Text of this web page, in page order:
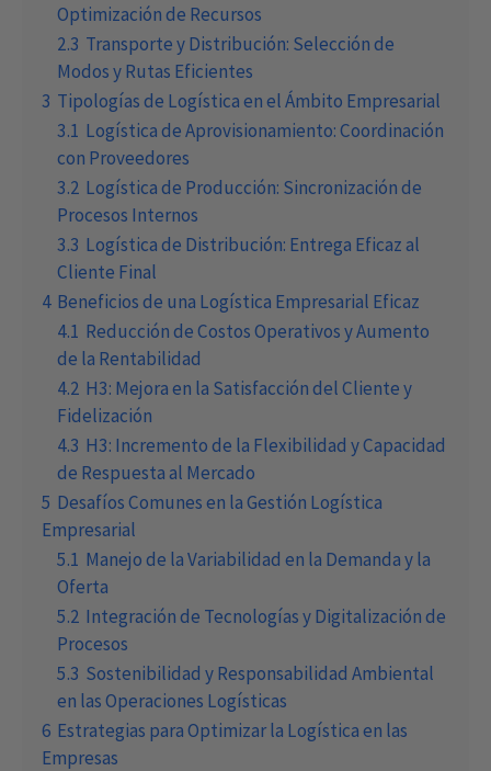
Optimización de Recursos
2.3 Transporte y Distribución: Selección de
Modos y Rutas Eficientes
3 Tipologías de Logística en el Ámbito Empresarial
3.1 Logística de Aprovisionamiento: Coordinación
con Proveedores
3.2 Logística de Producción: Sincronización de
Procesos Internos
3.3 Logística de Distribución: Entrega Eficaz al
Cliente Final
4 Beneficios de una Logística Empresarial Eficaz
4.1 Reducción de Costos Operativos y Aumento
de la Rentabilidad
4.2 H3: Mejora en la Satisfacción del Cliente y
Fidelización
4.3 H3: Incremento de la Flexibilidad y Capacidad
de Respuesta al Mercado
5 Desafíos Comunes en la Gestión Logística
Empresarial
5.1 Manejo de la Variabilidad en la Demanda y la
Oferta
5.2 Integración de Tecnologías y Digitalización de
Procesos
5.3 Sostenibilidad y Responsabilidad Ambiental
en las Operaciones Logísticas
6 Estrategias para Optimizar la Logística en las
Empresas